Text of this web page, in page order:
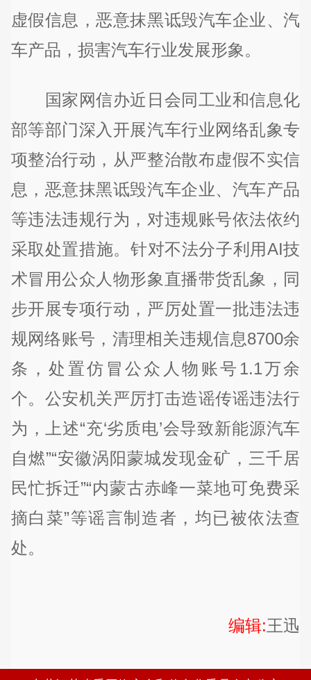
虚假信息，恶意抹黑诋毁汽车企业、汽
车产品，损害汽车行业发展形象。
国家网信办近日会同工业和信息化
部等部门深入开展汽车行业网络乱象专
项整治行动，从严整治散布虚假不实信
息，恶意抹黑诋毁汽车企业、汽车产品
等违法违规行为，对违规账号依法依约
采取处置措施。针对不法分子利用AI技
术冒用公众人物形象直播带货乱象，同
步开展专项行动，严厉处置一批违法违
规网络账号，清理相关违规信息8700余
条，处置仿冒公众人物账号1.1万余
个。公安机关严厉打击造谣传谣违法行
为，上述“充‘劣质电’会导致新能源汽车
自燃”“安徽涡阳蒙城发现金矿，三千居
民忙拆迁”“内蒙古赤峰一菜地可免费采
摘白菜”等谣言制造者，均已被依法查
处。
编辑:王迅